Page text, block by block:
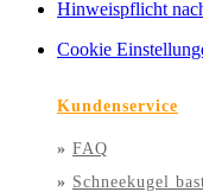
Hinweispflicht
Cookie
Kundenservice
» FAQ
» Schneekugel